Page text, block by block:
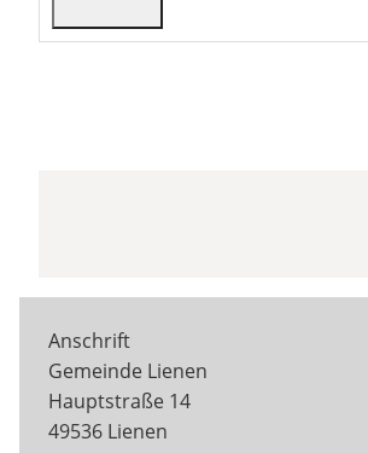
Anschrift
Gemeinde Lienen
Hauptstraße 14
49536 Lienen